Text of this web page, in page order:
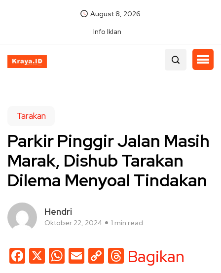
August 8, 2026
Info Iklan
Tarakan
Parkir Pinggir Jalan Masih
Marak, Dishub Tarakan
Dilema Menyoal Tindakan
Hendri
Oktober 22, 2024 1 min read
Facebook
X WhatsApp
EmailCopyThreads
Bagikan